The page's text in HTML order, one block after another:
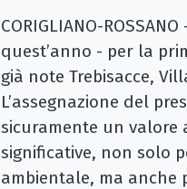
CORIGLIANO-
quest’anno - per la
già note Trebisacce,
L’assegnazione del
sicuramente un valore
significative, non solo
ambientale, ma anche